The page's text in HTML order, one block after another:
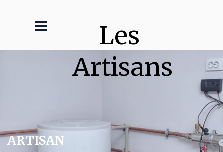
Les
Artisans
ARTISAN